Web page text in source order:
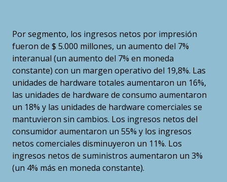
Por segmento, los ingresos netos por impresión
fueron de $ 5.000 millones, un aumento del 7%
interanual (un aumento del 7% en moneda
constante) con un margen operativo del 19,8%. Las
unidades de hardware totales aumentaron un 16%,
las unidades de hardware de consumo aumentaron
un 18% y las unidades de hardware comerciales se
mantuvieron sin cambios. Los ingresos netos del
consumidor aumentaron un 55% y los ingresos
netos comerciales disminuyeron un 11%. Los
ingresos netos de suministros aumentaron un 3%
(un 4% más en moneda constante).